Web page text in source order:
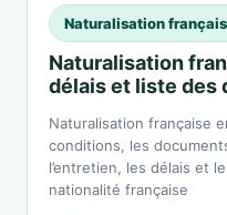
Naturalisation
Naturalisation
délais et liste des
Naturalisation française
conditions, les
l’entretien, les délais et
nationalité française